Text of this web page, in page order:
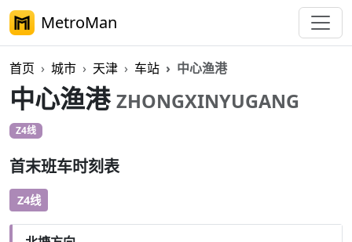
MetroMan
首页 城市 天津 车站 中心渔港
中心渔港ZHONGXINYUGANG
Z4线
首末班车时刻表
Z4线